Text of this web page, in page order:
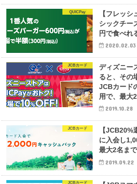
QUICPay
【フレッ
シックチー
円で食べれ
2020.02.03
JCBカード
ディズニー
ると、その
JCBカード
用で、最大
2019.10.28
JCBカード
【JCB20%
に入会し
最大2名まで
2019.09.22
JCBカード